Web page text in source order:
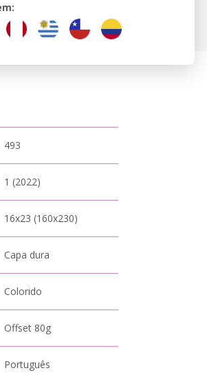
493
1 (2022)
16x23 (160x230)
Capa dura
Colorido
Offset 80g
Português